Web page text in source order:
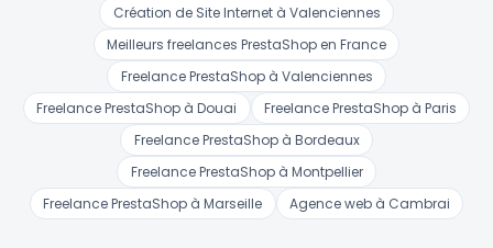
Création de Site Internet à Valenciennes
Meilleurs freelances PrestaShop en France
Freelance PrestaShop à Valenciennes
Freelance PrestaShop à Douai
Freelance PrestaShop à Paris
Freelance PrestaShop à Bordeaux
Freelance PrestaShop à Montpellier
Freelance PrestaShop à Marseille
Agence web à Cambrai